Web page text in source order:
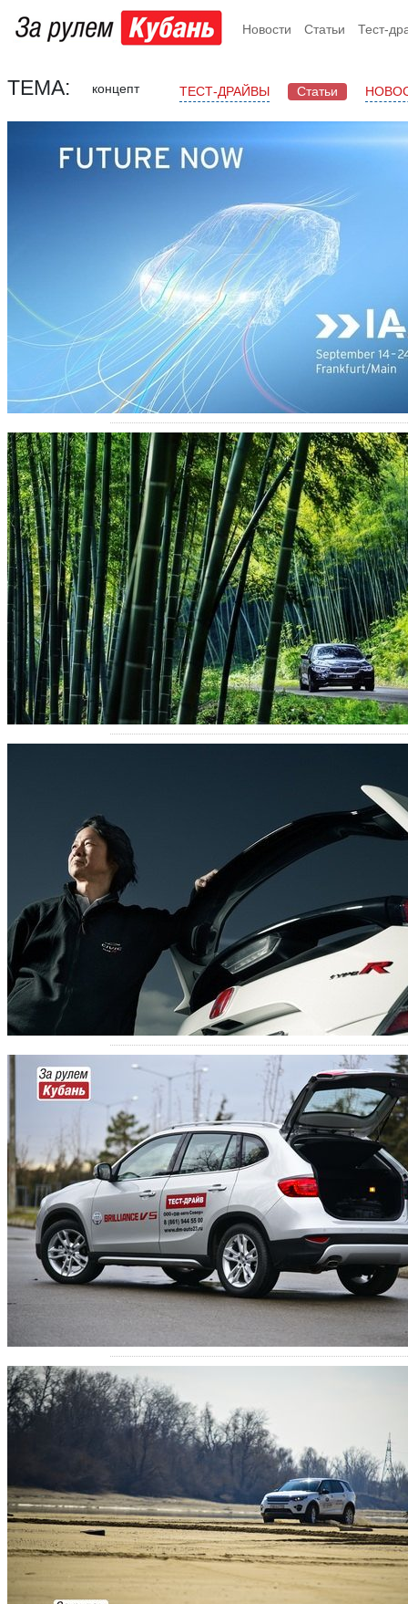
Новости Статьи Тест-
ТЕМА: концепт ТЕСТ-ДРАЙВЫ Статьи